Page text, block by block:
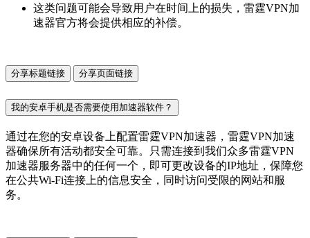
这类问题可能会导致用户在时间上的损失，雷霆VPN加
速器官方将会提供相应的补偿。
分享标题链接 分享页面链接
我的安卓手机是否需要使用加速器软件？
通过在您的安卓设备上配置雷霆VPN加速器，雷霆VPN加速
器确保所有活动都安全可靠。只需连接到我们众多雷霆VPN
加速器服务器中的任何一个，即可更改设备的IP地址，保障您
在公共Wi-Fi连接上的信息安全，同时访问受限的网站和服
务。